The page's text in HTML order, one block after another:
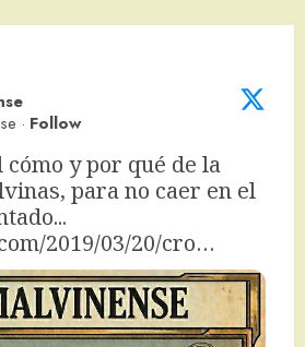
· Follow
y por qué de la
para no caer en el
2019/03/20/cro…